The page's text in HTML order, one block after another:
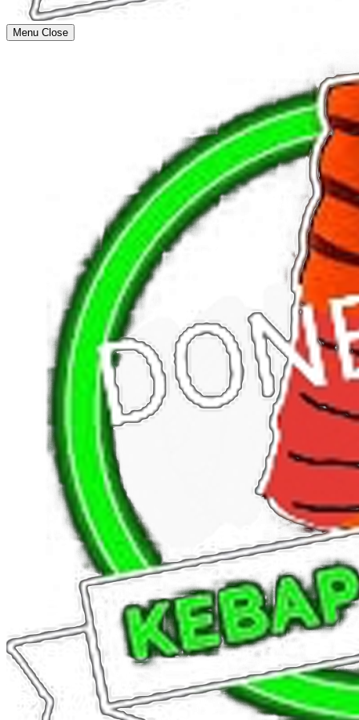
Menu Close